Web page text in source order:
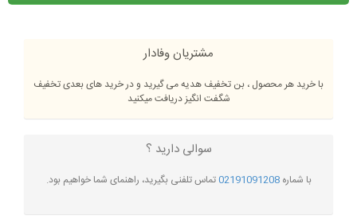
مشتریان وفادار
با خرید هر محصول ، بن تخفیف هدیه می گیرید و در خرید های بعدی تخفیف
شگفت انگیز دریافت میکنید
سوالی دارید ؟
با شماره02191091208تماس تلفنی بگیرید، راهنمای شما خواهیم بود.